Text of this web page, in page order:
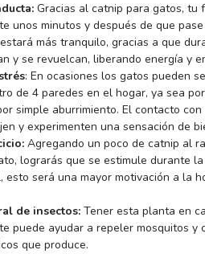
Gracias al catnip para gatos, tu
unos minutos y después de que
más tranquilo, gracias a que
y se revuelcan, liberando energía y
: En ocasiones los gatos pueden
de 4 paredes en el hogar, ya sea
simple aburrimiento. El contacto
y experimenten una sensación de
Agregando un poco de catnip al
lograrás que se estimule durante
esto será una mayor motivación a la
de insectos: Tener esta planta en
puede ayudar a repeler mosquitos y
que produce.